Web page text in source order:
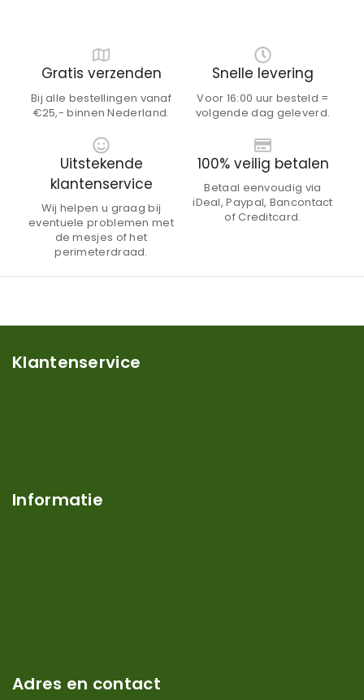
Gratis verzenden
Bij alle bestellingen vanaf
€25,- binnen Nederland.
Snelle levering
Voor 16:00 uur besteld =
volgende dag geleverd.
Uitstekende
klantenservice
Wij helpen u graag bij
eventuele problemen met
de mesjes of het
perimeterdraad.
100% veilig betalen
Betaal eenvoudig via
iDeal, Paypal, Bancontact
of Creditcard.
Klantenservice
Informatie
Adres en contact